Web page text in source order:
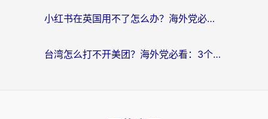
小红书在英国用不了怎么办？海外党必看的回国加速解决方案
台湾怎么打不开美团？海外党必看：3个实用技巧解决国内App地区限制难题